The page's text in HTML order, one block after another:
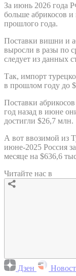
За июнь 2026 года
больше абрикосов
прошлого года.
Поставки вишни и
выросли в разы по
следует из данных
Так, импорт
в прошлом году до
Поставки
год назад в июне
достигли $26,7 млн.
А вот ввозимой из
июне-2025 Россия
месяце на $636,6
Читайте нас в
Дзен